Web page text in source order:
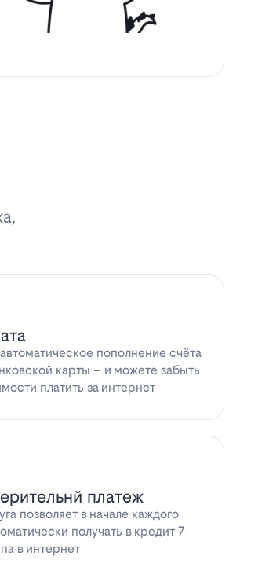
пополнение счёта
карты – и можете забыть
платить за интернет
платеж
позволяет в начале каждого
получать в кредит 7
в интернет